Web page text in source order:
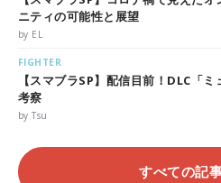
ニティの可能性と展望
by EL
FIGHTER
【スマブラSP】配信目前！DLC「
考察
by Tsu
すべての記